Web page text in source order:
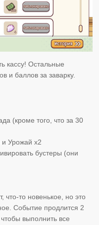
кассу! Остальные
и баллов за заварку.
(кроме того, что за 30
и Урожай х2
бустеры (они
то новенькое, но это
Событие продлится 2
выполнить все